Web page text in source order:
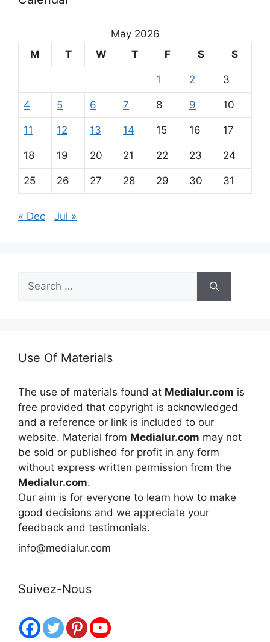
May 2026
M
T W T F S S
1 2 3
4 5 6 7 8 9 10
11 12 13 14 15 16 17
18 19 20 21 22 23 24
25 26 27 28 29 30 31
« Dec Jul »
Search
for:
Use Of Materials
The use of materials found at Medialur.com is
free provided that copyright is acknowledged
and a reference or link is included to our
website. Material from Medialur.com may not
be sold or published for profit in any form
without express written permission from the
Medialur.com.
Our aim is for everyone to learn how to make
good decisions and we appreciate your
feedback and testimonials.
info@medialur.com
Suivez-Nous